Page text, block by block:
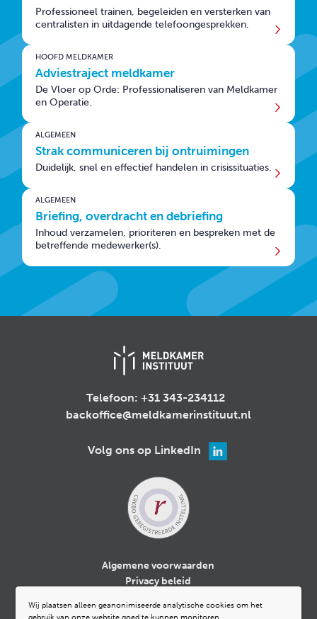
Professioneel trainen, begeleiden en versterken van
centralisten in uitdagende telefoongesprekken.
HOOFD MELDKAMER
Adviestraject meldkamer
De Vloer op Orde: Professionaliseren van Meldkamer
en Operatie.
ALGEMEEN
Strak communiceren bij ontruimingen
Duidelijk, snel en effectief handelen in crisissituaties.
ALGEMEEN
Briefing, overdracht en debriefing
Inhoud verzamelen, prioriteren en bespreken met de
betreffende medewerker(s).
Telefoon: +31 343-234112
backoffice@meldkamerinstituut.nl
Volg ons op LinkedIn
Algemene voorwaarden
Privacy beleid
Klachtenregeling
Wij plaatsen alleen geanonimiseerde analytische cookies om het
gebruik van onze website goed te kunnen monitoren.